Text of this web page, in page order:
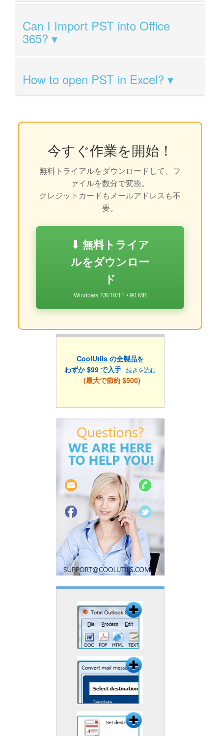
Can I Import PST into Office
365?
How to open PST in Excel?
今すぐ作業を開始！
無料トライアルをダウンロードして、フ
ァイルを数分で変換。
クレジットカードもメールアドレスも不
要。
⬇ 無料トライア
ルをダウンロー
ド
Windows 7/8/10/11 • 90 MB
CoolUtils の全製品を
わずか $99 で入手 続きを読む
(最大で節約 $500)